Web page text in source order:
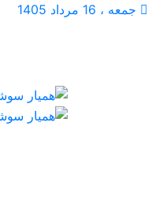
جمعه ، 16 مرداد 1405